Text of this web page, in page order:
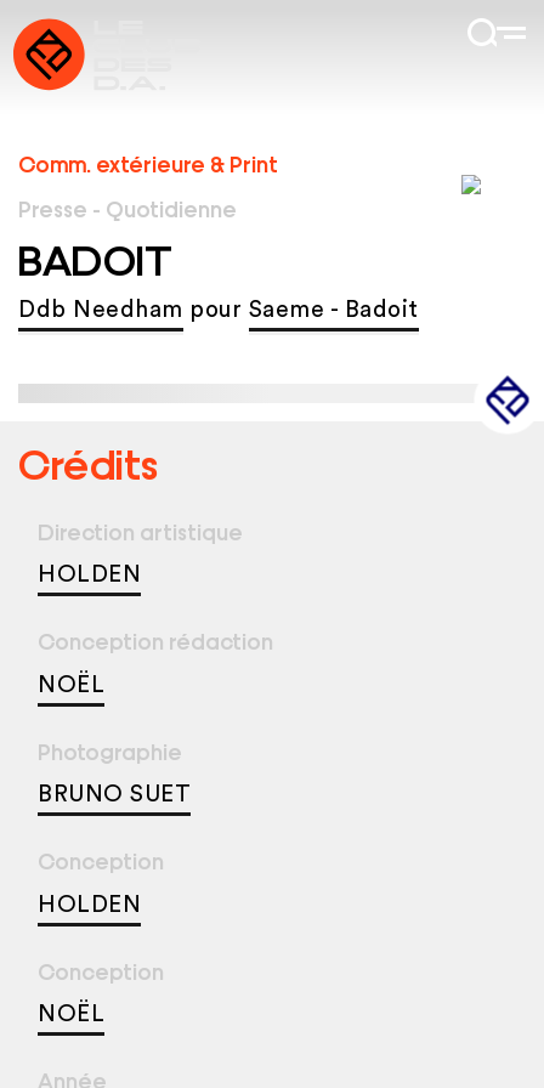
Comm. extérieure & Print
Presse - Quotidienne
BADOIT
Ddb Needham pour Saeme - Badoit
Crédits
Direction artistique
HOLDEN
Conception rédaction
NOËL
Photographie
BRUNO SUET
Conception
HOLDEN
Conception
NOËL
Année